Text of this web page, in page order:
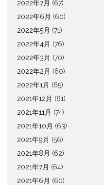
2022年7月 (67)
2022年6月 (60)
2022年5月 (71)
2022年4月 (76)
2022年3月 (70)
2022年2月 (60)
2022年1月 (65)
2021年12月 (61)
2021年11月 (74)
2021年10月 (63)
2021年9月 (56)
2021年8月 (62)
2021年7月 (64)
2021年6月 (60)